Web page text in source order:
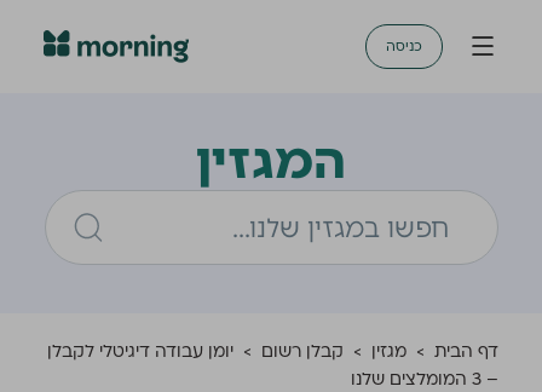
כניסה
המגזין
דף הבית > מגזין > קבלן רשום > יומן עבודה דיגיטלי לקבלן
– 3 המומלצים שלנו